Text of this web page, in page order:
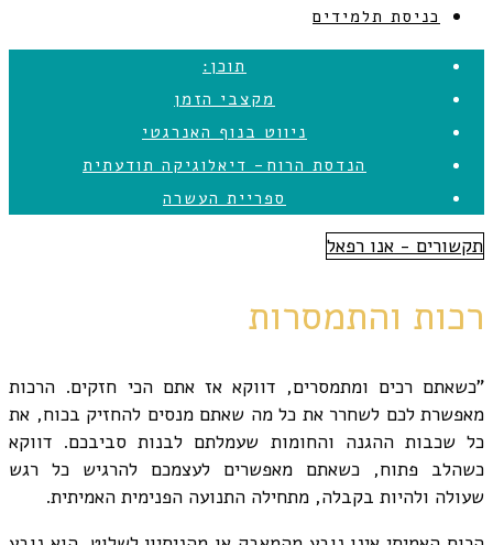
כניסת תלמידים
תוכן:
מקצבי הזמן
ניווט בנוף האנרגטי
הנדסת הרוח- דיאלוגיקה תודעתית
ספריית העשרה
תקשורים - אנו רפאל
רכות והתמסרות
"כשאתם רכים ומתמסרים, דווקא אז אתם הכי חזקים. הרכות
מאפשרת לכם לשחרר את כל מה שאתם מנסים להחזיק בכוח, את
כל שכבות ההגנה והחומות שעמלתם לבנות סביבכם. דווקא
כשהלב פתוח, כשאתם מאפשרים לעצמכם להרגיש כל רגש
שעולה ולהיות בקבלה, מתחילה התנועה הפנימית האמיתית.